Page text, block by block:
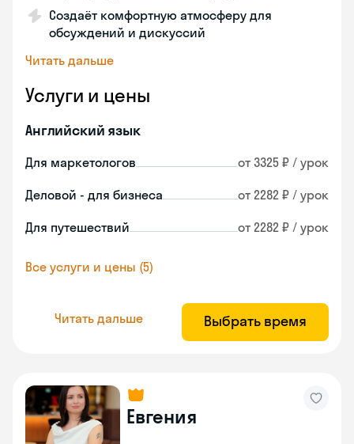
Создаёт комфортную атмосферу для
обсуждений и дискуссий
Читать дальше
Услуги и цены
Английский язык
Для маркетологов от 3325 ₽ / урок
Деловой - для бизнеса от 2282 ₽ / урок
Для путешествий от 2282 ₽ / урок
Все услуги и цены (5)
Читать дальше Выбрать время
Евгения